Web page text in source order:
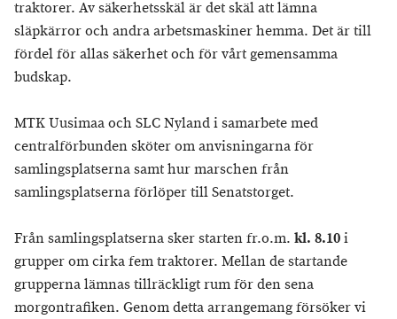
traktorer. Av säkerhetsskäl är det skäl att lämna
släpkärror och andra arbetsmaskiner hemma. Det är till
fördel för allas säkerhet och för vårt gemensamma
budskap.
MTK Uusimaa och SLC Nyland i samarbete med
centralförbunden sköter om anvisningarna för
samlingsplatserna samt hur marschen från
samlingsplatserna förlöper till Senatstorget.
Från samlingsplatserna sker starten fr.o.m. kl. 8.10i
grupper om cirka fem traktorer. Mellan de startande
grupperna lämnas tillräckligt rum för den sena
morgontrafiken. Genom detta arrangemang försöker vi